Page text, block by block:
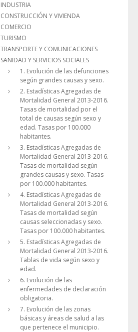
INDUSTRIA
CONSTRUCCIÓN Y VIVIENDA
COMERCIO
TURISMO
TRANSPORTE Y COMUNICACIONES
SANIDAD Y SERVICIOS SOCIALES
1. Evolución de las defunciones
según grandes causas y sexo.
2. Estadísticas Agregadas de
Mortalidad General 2013-2016.
Tasas de mortalidad por el
total de causas según sexo y
edad. Tasas por 100.000
habitantes.
3. Estadísticas Agregadas de
Mortalidad General 2013-2016.
Tasas de mortalidad según
grandes causas y sexo. Tasas
por 100.000 habitantes.
4. Estadísticas Agregadas de
Mortalidad General 2013-2016.
Tasas de mortalidad según
causas seleccionadas y sexo.
Tasas por 100.000 habitantes.
5. Estadísticas Agregadas de
Mortalidad General 2013-2016.
Tablas de vida según sexo y
edad.
6. Evolución de las
enfermedades de declaración
obligatoria.
7. Evolución de las zonas
básicas y áreas de salud a las
que pertenece el municipio.